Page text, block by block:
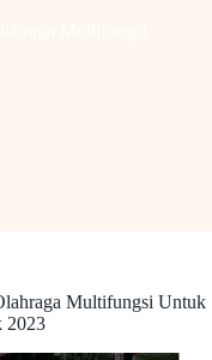
Multifungsi Untuk
2023